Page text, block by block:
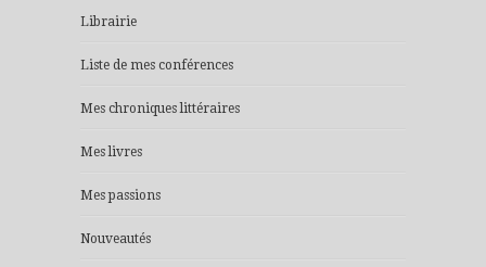
Librairie
Liste de mes conférences
Mes chroniques littéraires
Mes livres
Mes passions
Nouveautés